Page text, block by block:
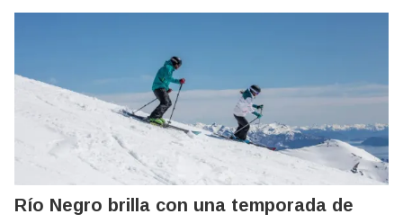
Río Negro brilla con una temporada de